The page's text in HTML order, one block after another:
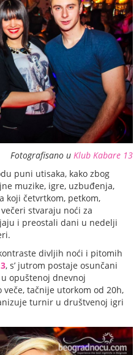
Fotografisano u Klub Kabare 13
puni utisaka, kako zbog
muzike, igre, uzbuđenja,
koji četvrtkom, petkom,
stvaraju noći za
i preostali dani u nedelji
divljih noći i pitomih
, s’ jutrom postaje osunčani
opuštenoj dnevnoj
tačnije utorkom od 20h,
turnir u društvenoj igri